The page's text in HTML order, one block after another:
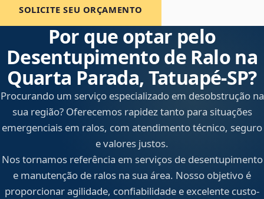
SOLICITE SEU ORÇAMENTO
Por que optar pelo
Desentupimento de Ralo na
Quarta Parada, Tatuapé‑SP?
Procurando um serviço especializado em desobstrução na
sua região? Oferecemos rapidez tanto para situações
emergenciais em ralos, com atendimento técnico, seguro
e valores justos.
Nos tornamos referência em serviços de desentupimento
e manutenção de ralos na sua área. Nosso objetivo é
proporcionar agilidade, confiabilidade e excelente custo-